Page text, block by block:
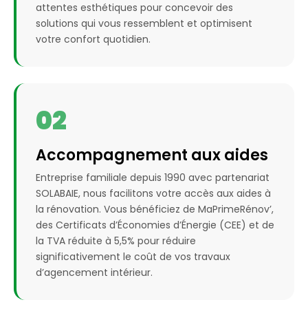
attentes esthétiques pour concevoir des
solutions qui vous ressemblent et optimisent
votre confort quotidien.
02
Accompagnement aux aides
Entreprise familiale depuis 1990 avec partenariat
SOLABAIE, nous facilitons votre accès aux aides à
la rénovation. Vous bénéficiez de MaPrimeRénov’,
des Certificats d’Économies d’Énergie (CEE) et de
la TVA réduite à 5,5% pour réduire
significativement le coût de vos travaux
d’agencement intérieur.